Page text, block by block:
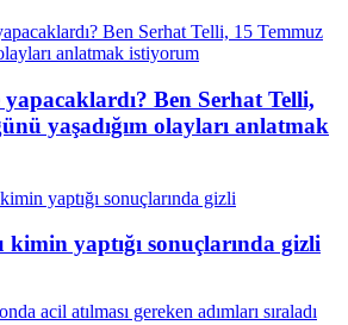
Ben Serhat Telli,
yaşadığım olayları anlatmak
kimin yaptığı sonuçlarında gizli